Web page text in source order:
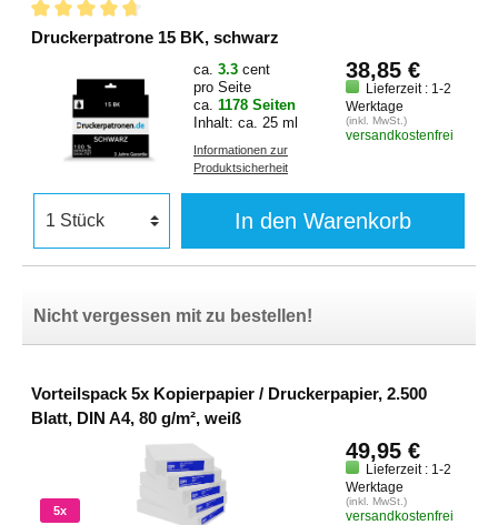
Druckerpatrone 15 BK, schwarz
ca. 3.3 cent
pro Seite
ca. 1178 Seiten
Inhalt: ca. 25 ml
Informationen zur
Produktsicherheit
38,85 €
Lieferzeit : 1-2
Werktage
(inkl. MwSt.)
versandkostenfrei
In den Warenkorb
Nicht vergessen mit zu bestellen!
Vorteilspack 5x Kopierpapier / Druckerpapier, 2.500
Blatt, DIN A4, 80 g/m², weiß
5x
49,95 €
Lieferzeit : 1-2
Werktage
(inkl. MwSt.)
versandkostenfrei